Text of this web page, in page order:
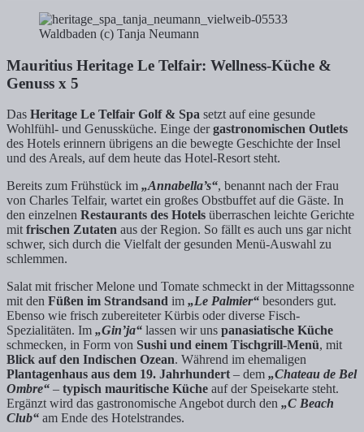
Waldbaden (c) Tanja Neumann
Mauritius Heritage Le Telfair: Wellness-Küche &
Genuss x 5
Das Heritage Le Telfair Golf & Spa setzt auf eine gesunde
Wohlfühl- und Genussküche. Einge dergastronomischen Outlets
des Hotels erinnern übrigens an die bewegte Geschichte der Insel
und des Areals, auf dem heute das Hotel-Resort steht.
Bereits zum Frühstück im „Annabella’s“, benannt nach der Frau
von Charles Telfair, wartet ein großes Obstbuffet auf die Gäste. In
den einzelnen Restaurants des Hotels überraschen leichte Gerichte
mitfrischen Zutaten aus der Region. So fällt es auch uns gar nicht
schwer, sich durch die Vielfalt der gesunden Menü-Auswahl zu
schlemmen.
Salat mit frischer Melone und Tomate schmeckt in der Mittagssonne
mit den Füßen im Strandsand im „Le Palmier“ besonders gut.
Ebenso wie frisch zubereiteter Kürbis oder diverse Fisch-
Spezialitäten. Im „Gin’ja“ lassen wir uns panasiatische Küche
schmecken, in Form von Sushi und einem Tischgrill-Menü, mit
Blick auf den Indischen Ozean. Während im ehemaligen
Plantagenhaus aus dem 19. Jahrhundert– dem „Chateau de Bel
Ombre“ – typisch mauritische Küche auf der Speisekarte steht.
Ergänzt wird das gastronomische Angebot durch den „C Beach
Club“ am Ende des Hotelstrandes.